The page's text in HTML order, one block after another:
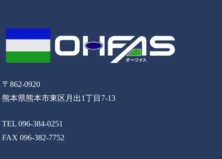
〒862-0920
熊本県熊本市東区月出1丁目7-13
TEL 096-384-0251
FAX 096-382-7752